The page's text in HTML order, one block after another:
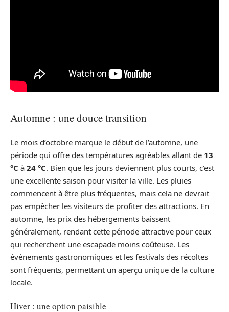
Automne : une douce transition
Le mois d’octobre marque le début de l’automne, une
période qui offre des températures agréables allant de 13
°C à 24 °C. Bien que les jours deviennent plus courts, c’est
une excellente saison pour visiter la ville. Les pluies
commencent à être plus fréquentes, mais cela ne devrait
pas empêcher les visiteurs de profiter des attractions. En
automne, les prix des hébergements baissent
généralement, rendant cette période attractive pour ceux
qui recherchent une escapade moins coûteuse. Les
événements gastronomiques et les festivals des récoltes
sont fréquents, permettant un aperçu unique de la culture
locale.
Hiver : une option paisible